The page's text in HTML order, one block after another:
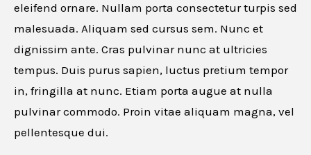
eleifend ornare. Nullam porta consectetur turpis sed
malesuada. Aliquam sed cursus sem. Nunc et
dignissim ante. Cras pulvinar nunc at ultricies
tempus. Duis purus sapien, luctus pretium tempor
in, fringilla at nunc. Etiam porta augue at nulla
pulvinar commodo. Proin vitae aliquam magna, vel
pellentesque dui.